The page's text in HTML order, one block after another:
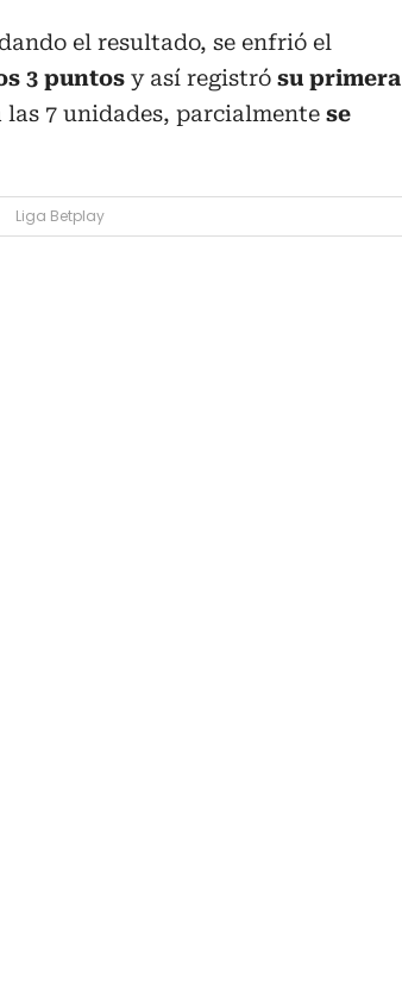
el resultado, se enfrió el
3 puntos y así registró su primera
las 7 unidades, parcialmente se
Liga Betplay